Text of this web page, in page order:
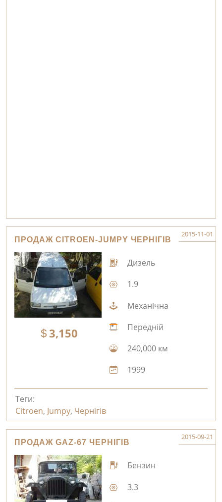
ПРОДАЖ CITROEN-JUMPY ЧЕРНІГІВ
2015-11-01
3,150
Дизель
1.9
Механічна
Передній
240,000 км
1999
Теги:
Citroen, Jumpy, Чернігів
ПРОДАЖ GAZ-67 ЧЕРНІГІВ
2015-09-21
Бензин
3.3